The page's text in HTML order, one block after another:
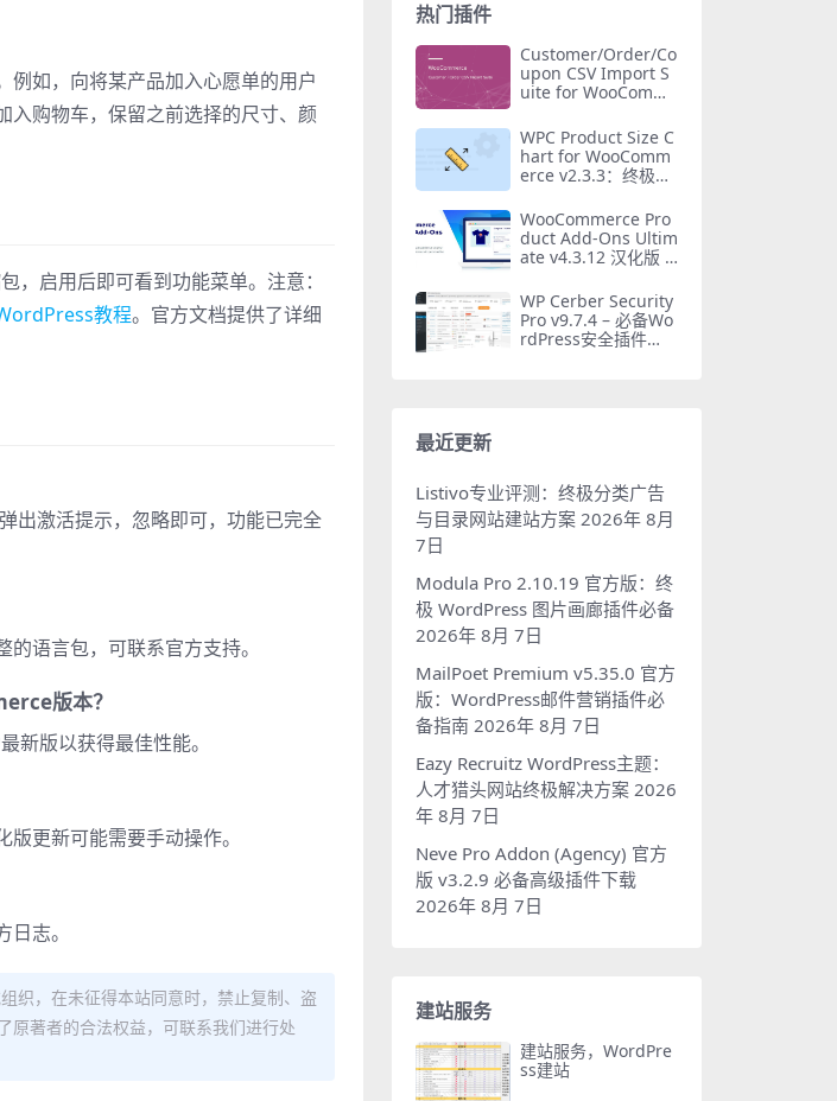
如，向将某产品加入心愿单的用户
入购物车，保留之前选择的尺寸、颜
启用后即可看到功能菜单。注意：
教程。官方文档提供了详细
出激活提示，忽略即可，功能已完全
语言包，可联系官方支持。
版本？
版以获得最佳性能。
更新可能需要手动操作。
志。
织，在未征得本站同意时，禁止复制、盗
原著者的合法权益，可联系我们进行处
热门插件
Customer/Order/Co
upon CSV Import S
uite for WooComme
批量导入必备插件
WPC Product Size C
hart for WooComm
erce v2.3.3：终极W
寸表插件
WooCommerce Pro
duct Add-Ons Ultim
ate v4.3.12 汉化版 –
必备插件
WP Cerber Security
Pro v9.7.4 – 必备Wo
rdPress安全插件
最近更新
Listivo专业评测：终极分类广告
与目录网站建站方案 2026年 8月
7日
Modula Pro 2.10.19 官方版：终
极 WordPress 图片画廊插件必备
2026年 8月 7日
MailPoet Premium v5.35.0 官方
版：WordPress邮件营销插件必
备指南 2026年 8月 7日
Eazy Recruitz WordPress主题：
人才猎头网站终极解决方案 2026
年 8月 7日
Neve Pro Addon (Agency) 官方
版 v3.2.9 必备高级插件下载
2026年 8月 7日
建站服务
建站服务，WordPre
ss建站